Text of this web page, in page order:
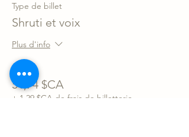
Type de billet
Shruti et voix
Plus d'info
Prix
51,74 $CA
+ 1,29 $CA de frais de billetterie